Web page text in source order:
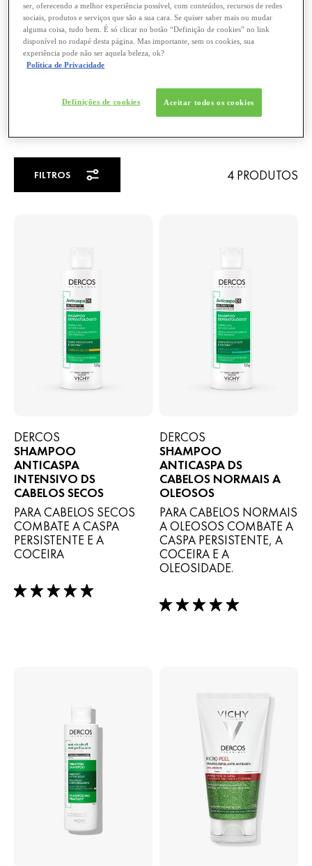
Seja por fungo ou um ciclo de regeneração mais curto da
pele do couro cabeludo, a caspa causa coceira e provoca
a descamação da pele em amontoados de célula visíveis,
grandes e oleosos. Formulado com ativos hipoalergênicos
mentol, Dercos é o melhor shampoo anticaspa para esfoliar
a caspa visível desde a primeira aplicação e ajudar a
FILTROS 4 PRODUTOS
DERCOS
SHAMPOO
ANTICASPA
INTENSIVO DS
CABELOS SECOS
PARA CABELOS SECOS
COMBATE A CASPA
PERSISTENTE E A
COCEIRA
5/5
DERCOS
SHAMPOO
ANTICASPA DS
CABELOS NORMAIS A
OLEOSOS
PARA CABELOS NORMAIS
A OLEOSOS COMBATE A
CASPA PERSISTENTE, A
COCEIRA E A
OLEOSIDADE.
5/5
ser, oferecendo a melhor experiência possível, com conteúdos, recursos de redes
sociais, produtos e serviços que são a sua cara. Se quiser saber mais ou mudar
alguma coisa, tudo bem. É só clicar no botão “Definição de cookies” no link
disponível no rodapé desta página. Mas importante, sem os cookies, sua
experiência pode não ser aquela beleza, ok?
Política de Privacidade
Definições de cookies Aceitar todos os cookies